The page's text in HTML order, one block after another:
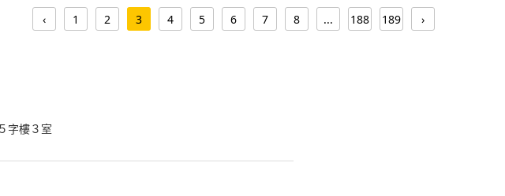
‹ 1 2 3 4 5 6 7 8 ... 188 189 ›
字樓３室